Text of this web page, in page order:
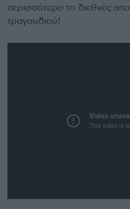
περισσότερο το διεθνές
τραγουδιού!